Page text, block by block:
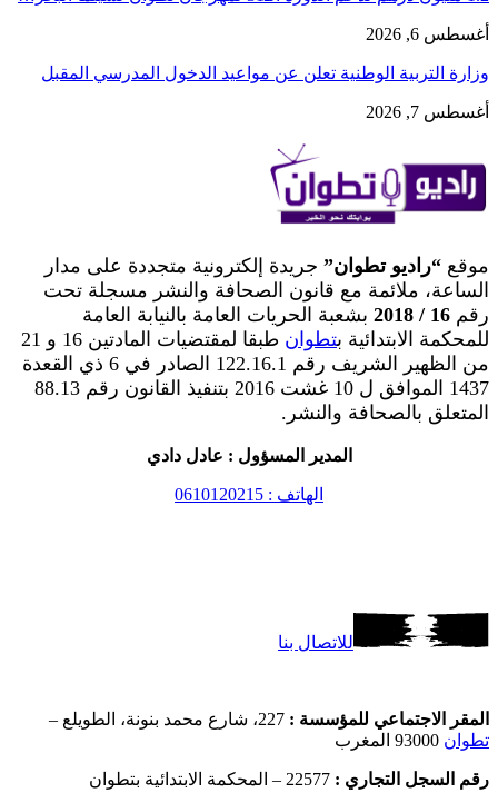
أغسطس 6, 2026
وزارة التربية الوطنية تعلن عن مواعيد الدخول المدرسي المقبل
أغسطس 7, 2026
موقع “راديو تطوان” جريدة إلكترونية متجددة على مدار
الساعة، ملائمة مع قانون الصحافة والنشر مسجلة تحت
رقم 16 / 2018
بشعبة الحريات العامة بالنيابة العامة
للمحكمة الابتدائية بتطوان
طبقا لمقتضيات المادتين 16 و 21
من الظهير الشريف رقم 122.16.1 الصادر في 6 ذي القعدة
1437 الموافق ل 10 غشت 2016 بتنفيذ القانون رقم 88.13
المتعلق بالصحافة والنشر.
المدير المسؤول : عادل دادي
الهاتف : 0610120215
للاتصال بنا
المقر الاجتماعي للمؤسسة : 227، شارع محمد بنونة، الطويلع –
تطوان
رقم السجل التجاري : 22577 – المحكمة الابتدائية بتطوان